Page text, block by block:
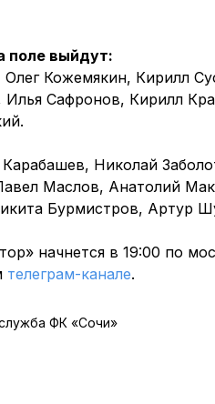
поле выйдут:
Олег Кожемякин, Кирилл
Илья Сафронов, Кирилл
Николай
Маслов, Анатолий
Бурмистров, Артур
начнется в 19:00 по
телеграм-канале.
ФК «Сочи»